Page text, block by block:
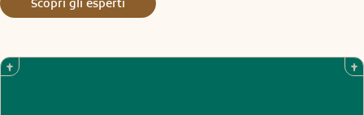
Scopri gli esperti